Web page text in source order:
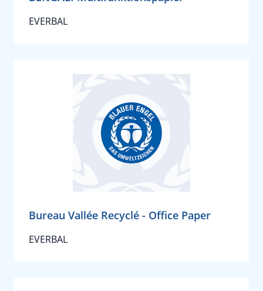
EVERBAL
Bureau Vallée Recyclé - Office Paper
EVERBAL